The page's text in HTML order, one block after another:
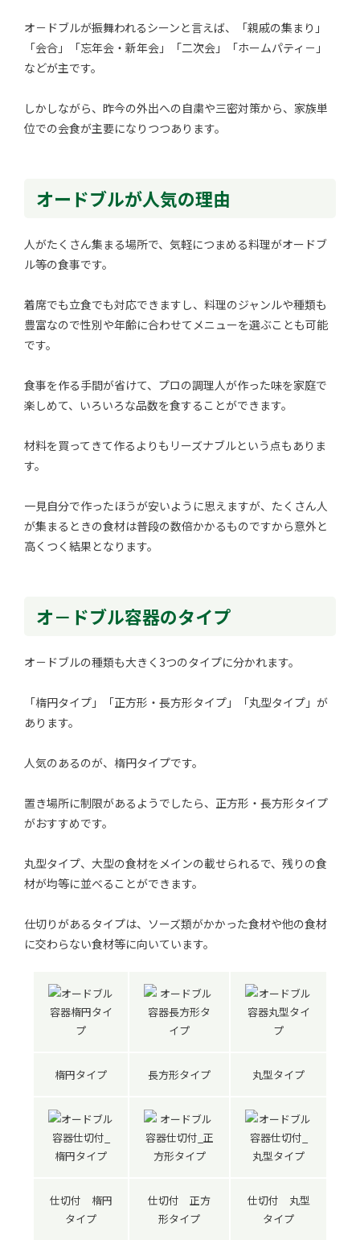
オ－ドブルが振舞われるシーンと言えば、「親戚の集まり」
「会合」「忘年会・新年会」「二次会」「ホームパティ－」
などが主です。
しかしながら、昨今の外出への自粛や三密対策から、家族単
位での会食が主要になりつつあります。
オードブルが人気の理由
人がたくさん集まる場所で、気軽につまめる料理がオードブ
ル等の食事です。
着席でも立食でも対応できますし、料理のジャンルや種類も
豊富なので性別や年齢に合わせてメニューを選ぶことも可能
です。
食事を作る手間が省けて、プロの調理人が作った味を家庭で
楽しめて、いろいろな品数を食することができます。
材料を買ってきて作るよりもリーズナブルという点もありま
す。
一見自分で作ったほうが安いように思えますが、たくさん人
が集まるときの食材は普段の数倍かかるものですから意外と
高くつく結果となります。
オ－ドブル容器のタイプ
オ－ドブルの種類も大きく3つのタイプに分かれます。
「楕円タイプ」「正方形・長方形タイプ」「丸型タイプ」が
あります。
人気のあるのが、楕円タイプです。
置き場所に制限があるようでしたら、正方形・長方形タイプ
がおすすめです。
丸型タイプ、大型の食材をメインの載せられるで、残りの食
材が均等に並べることができます。
仕切りがあるタイプは、ソーズ類がかかった食材や他の食材
に交わらない食材等に向いています。
楕円タイプ 長方形タイプ 丸型タイプ
仕切付 楕円
タイプ
仕切付 正方
形タイプ
仕切付 丸型
タイプ